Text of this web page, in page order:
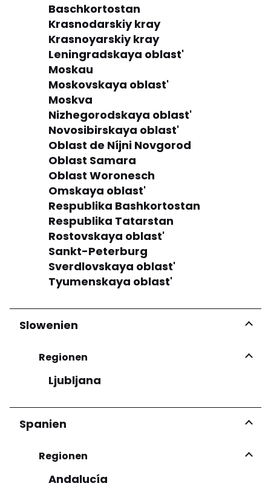
Baschkortostan
Krasnodarskiy kray
Krasnoyarskiy kray
Leningradskaya oblast'
Moskau
Moskovskaya oblast'
Moskva
Nizhegorodskaya oblast'
Novosibirskaya oblast'
Oblast de Níjni Novgorod
Oblast Samara
Oblast Woronesch
Omskaya oblast'
Respublika Bashkortostan
Respublika Tatarstan
Rostovskaya oblast'
Sankt-Peterburg
Sverdlovskaya oblast'
Tyumenskaya oblast'
Slowenien
Regionen
Ljubljana
Spanien
Regionen
Andalucía